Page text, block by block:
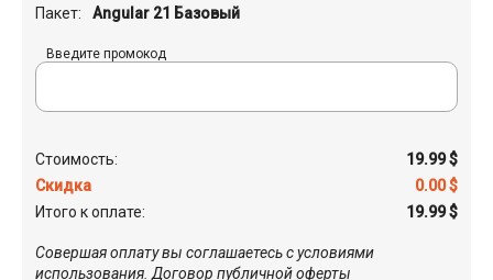
Пакет: Angular 21 Базовый
Введите промокод
Стоимость: 19.99$
Скидка
0.00$
Итого к оплате:
19.99$
Совершая оплату вы соглашаетесь с условиями
использования. Договор публичной оферты